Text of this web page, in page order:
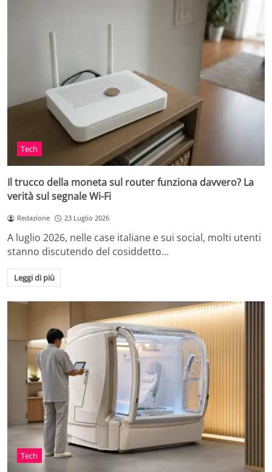
Tech
Il trucco della moneta sul router funziona davvero? La
verità sul segnale Wi-Fi
Redazione 23 Luglio 2026
A luglio 2026, nelle case italiane e sui social, molti utenti
stanno discutendo del cosiddetto…
Leggi di più
Tech